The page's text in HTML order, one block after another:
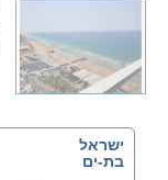
ישראל
בת-ים